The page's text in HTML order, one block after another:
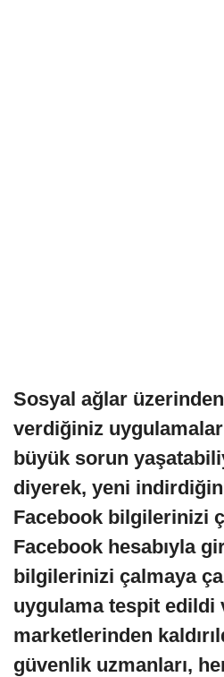
Sosyal ağlar
verdiğiniz
büyük sorun
diyerek, yeni
Facebook bilgilerinizi
Facebook hesabıyla
bilgilerinizi çalmaya
uygulama tespit edildi
marketlerinden
güvenlik uzmanları,